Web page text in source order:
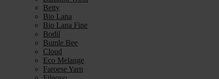
Betty
Bio Lana
Bio Lana Fine
Bodil
Bumle Bee
Cloud
Eco Melange
Faroese Yarn